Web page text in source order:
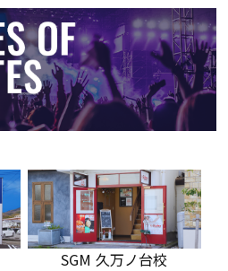
SGM 久万ノ台校